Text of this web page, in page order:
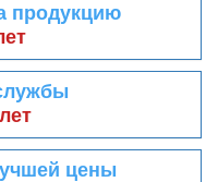
продукцию
цены